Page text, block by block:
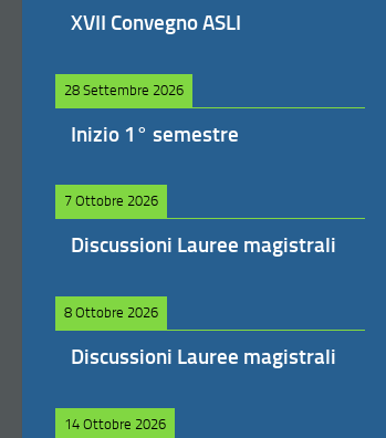
XVII Convegno ASLI
28 Settembre 2026
Inizio 1° semestre
7 Ottobre 2026
Discussioni Lauree magistrali
8 Ottobre 2026
Discussioni Lauree magistrali
14 Ottobre 2026